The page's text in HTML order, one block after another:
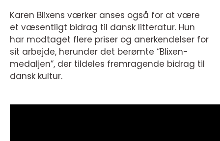
Karen Blixens værker anses også for at være
et væsentligt bidrag til dansk litteratur. Hun
har modtaget flere priser og anerkendelser for
sit arbejde, herunder det berømte “Blixen-
medaljen”, der tildeles fremragende bidrag til
dansk kultur.